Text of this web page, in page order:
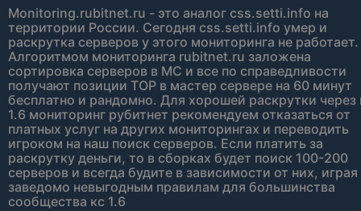
Monitoring.rubitnet.ru - это аналог css.setti.info на
территории России. Сегодня css.setti.info умер и
раскрутка серверов у этого мониторинга не работает.
Алгоритмом мониторинга rubitnet.ru заложена
сортировка серверов в МС и все по справедливости
получают позиции TOP в мастер сервере на 60 минут
бесплатно и рандомно. Для хорошей раскрутки через
1.6 мониторинг рубитнет рекомендуем отказаться от
платных услуг на других мониторингах и переводить
игроком на наш поиск серверов. Если платить за
раскрутку деньги, то в сборках будет поиск 100-200
серверов и всегда будите в зависимости от них, играя
заведомо невыгодным правилам для большинства
сообщества кс 1.6